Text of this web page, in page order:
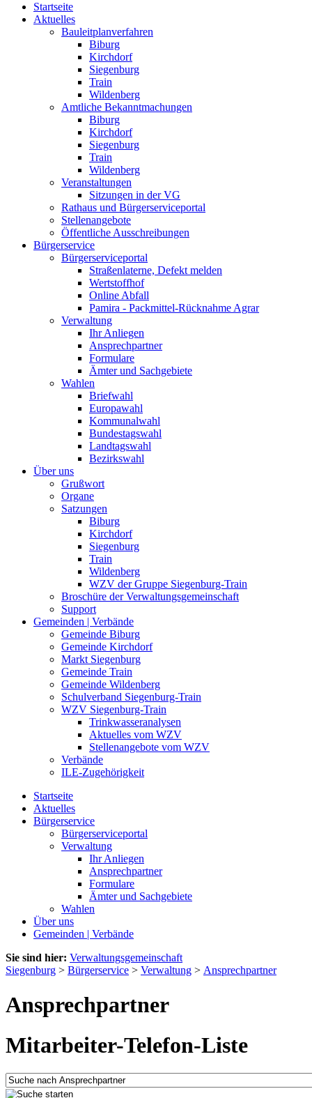
Startseite
Aktuelles
Bauleitplanverfahren
Biburg
Kirchdorf
Siegenburg
Train
Wildenberg
Amtliche Bekanntmachungen
Biburg
Kirchdorf
Siegenburg
Train
Wildenberg
Veranstaltungen
Sitzungen in der VG
Rathaus und Bürgerserviceportal
Stellenangebote
Öffentliche Ausschreibungen
Bürgerservice
Bürgerserviceportal
Straßenlaterne, Defekt melden
Wertstoffhof
Online Abfall
Pamira - Packmittel-Rücknahme Agrar
Verwaltung
Ihr Anliegen
Ansprechpartner
Formulare
Ämter und Sachgebiete
Wahlen
Briefwahl
Europawahl
Kommunalwahl
Bundestagswahl
Landtagswahl
Bezirkswahl
Über uns
Grußwort
Organe
Satzungen
Biburg
Kirchdorf
Siegenburg
Train
Wildenberg
WZV der Gruppe Siegenburg-Train
Broschüre der Verwaltungsgemeinschaft
Support
Gemeinden | Verbände
Gemeinde Biburg
Gemeinde Kirchdorf
Markt Siegenburg
Gemeinde Train
Gemeinde Wildenberg
Schulverband Siegenburg-Train
WZV Siegenburg-Train
Trinkwasseranalysen
Aktuelles vom WZV
Stellenangebote vom WZV
Verbände
ILE-Zugehörigkeit
Startseite
Aktuelles
Bürgerservice
Bürgerserviceportal
Verwaltung
Ihr Anliegen
Ansprechpartner
Formulare
Ämter und Sachgebiete
Wahlen
Über uns
Gemeinden | Verbände
Sie sind hier: Verwaltungsgemeinschaft
Siegenburg > Bürgerservice > Verwaltung > Ansprechpartner
Ansprechpartner
Mitarbeiter-Telefon-Liste